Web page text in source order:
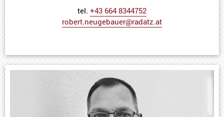
tel. +43 664 8344752
robert.neugebauer@radatz.at